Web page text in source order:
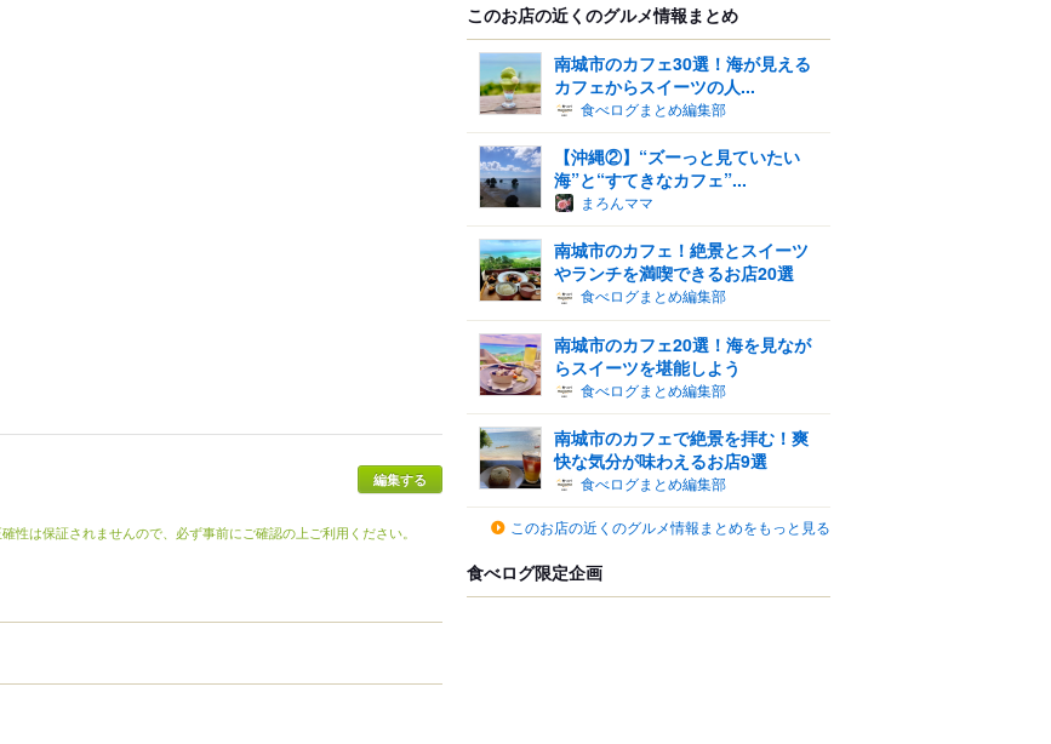
性は保証されませんので、必ず事前にご確認の上ご利用ください。
このお店の近くのグルメ情報まとめ
南城市のカフェ30選！海が見える
カフェからスイーツの人...
食べログまとめ編集部
【沖縄②】“ズーっと見ていたい
海”と“すてきなカフェ”...
まろんママ
南城市のカフェ！絶景とスイーツ
やランチを満喫できるお店20選
食べログまとめ編集部
南城市のカフェ20選！海を見なが
らスイーツを堪能しよう
食べログまとめ編集部
南城市のカフェで絶景を拝む！爽
快な気分が味わえるお店9選
食べログまとめ編集部
このお店の近くのグルメ情報まとめをもっと見る
食べログ限定企画